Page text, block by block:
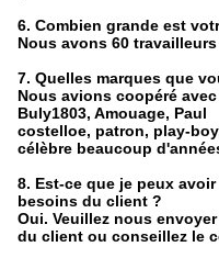
6. Combien grande est
Nous avons 60
7. Quelles marques que
Nous avions coopéré
Buly1803, Amouage, Paul
costelloe, patron, play-
célèbre beaucoup
8. Est-ce que je peux
besoins du client ?
Oui. Veuillez nous
du client ou conseillez le